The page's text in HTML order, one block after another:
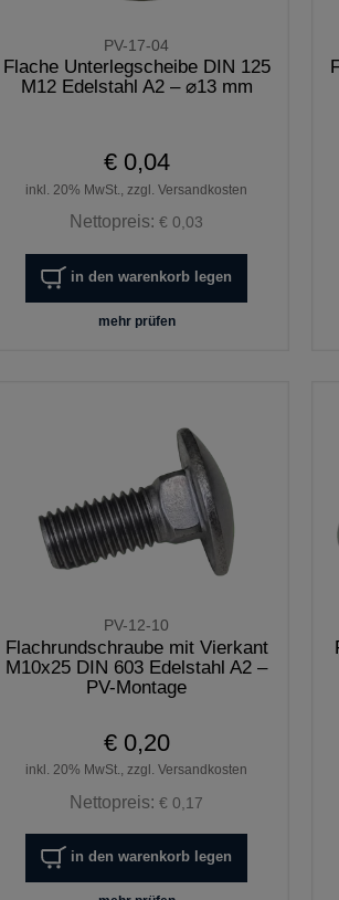
PV-17-04
Flache Unterlegscheibe DIN 125
M12 Edelstahl A2 – ⌀13 mm
€ 0,04
inkl. 20% MwSt., zzgl. Versandkosten
Nettopreis:€ 0,03
in den warenkorb legen
mehr prüfen
PV-12-10
Flachrundschraube mit Vierkant
M10x25 DIN 603 Edelstahl A2 –
PV-Montage
€ 0,20
inkl. 20% MwSt., zzgl. Versandkosten
Nettopreis:€ 0,17
in den warenkorb legen